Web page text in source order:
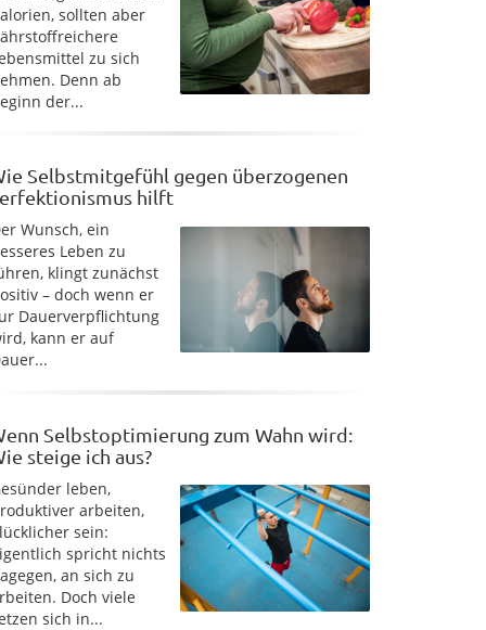
sollten aber
zu sich
Denn ab
der...
Selbstmitgefühl gegen überzogenen
hilft
Wunsch, ein
Leben zu
klingt zunächst
– doch wenn er
Dauerverpflichtung
kann er auf
Selbstoptimierung zum Wahn wird:
steige ich aus?
leben,
arbeiten,
sein:
spricht nichts
an sich zu
Doch viele
sich in...